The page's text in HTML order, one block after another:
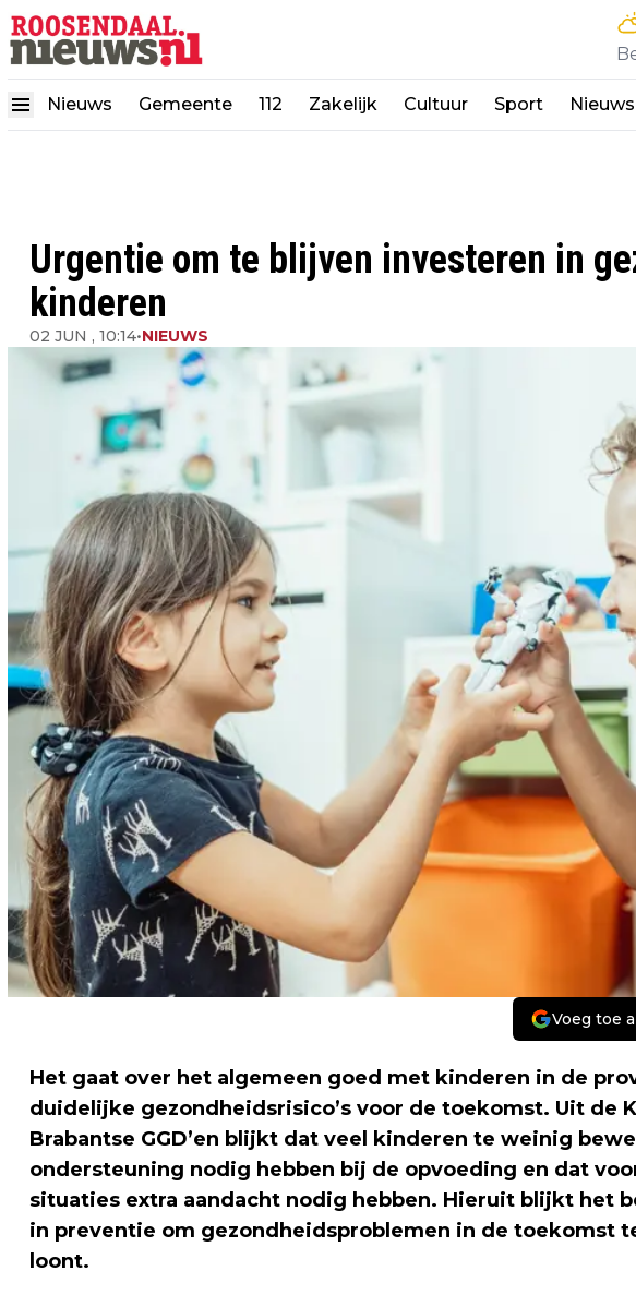
Nieuws Gemeente 112 Zakelijk Cultuur Sport
Urgentie om te blijven investeren in
kinderen
02 JUN , 10:14•NIEUWS
Voeg toe
Het gaat over het algemeen goed met kinderen in de
duidelijke gezondheidsrisico’s voor de toekomst. Uit de
Brabantse GGD’en blijkt dat veel kinderen te weinig
ondersteuning nodig hebben bij de opvoeding en dat
situaties extra aandacht nodig hebben. Hieruit blijkt het
in preventie om gezondheidsproblemen in de toekomst
loont.